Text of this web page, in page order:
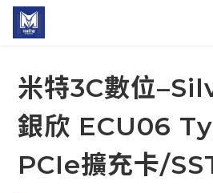
米特3C數位
銀欣 ECU06
PCIe擴充卡/